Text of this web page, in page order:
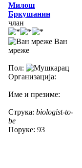
Милош
Бркушанин
члан
Ван
мреже
Пол:
Организација:
Име и презиме:
Струка: biologist-to-
be
Поруке: 93